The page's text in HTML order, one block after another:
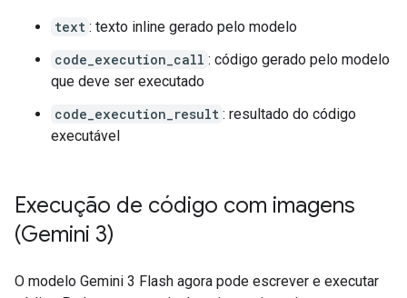
text : texto inline gerado pelo modelo
code_execution_call : código gerado pelo modelo
que deve ser executado
code_execution_result : resultado do código
executável
Execução de código com imagens
(Gemini 3)
O modelo Gemini 3 Flash agora pode escrever e executar